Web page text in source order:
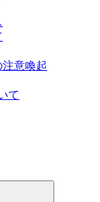
意喚起
て